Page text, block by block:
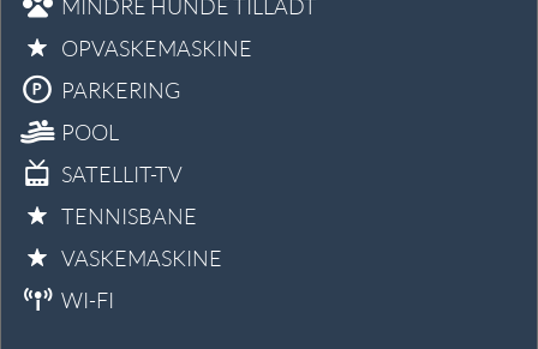
MINDRE HUNDE TILLADT
OPVASKEMASKINE
PARKERING
POOL
SATELLIT-TV
TENNISBANE
VASKEMASKINE
WI-FI